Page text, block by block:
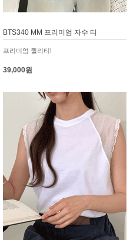
BTS340 MM 프리미엄 자수 티
프리미엄 퀼리티!
39,000원